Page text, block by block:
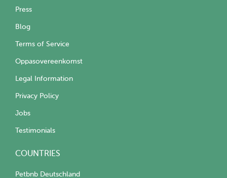
Press
Blog
Terms of Service
Oppasovereenkomst
Legal Information
Privacy Policy
Jobs
Testimonials
COUNTRIES
Petbnb Deutschland